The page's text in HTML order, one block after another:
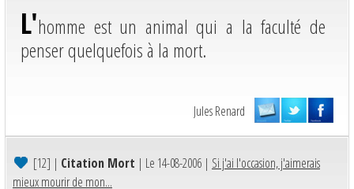
L'homme est un animal qui a la faculté de
penser quelquefois à la mort.
Jules Renard
[12] | Citation Mort | Le 14-08-2006 | Si j'ai l'occasion, j'aimerais
mieux mourir de mon...